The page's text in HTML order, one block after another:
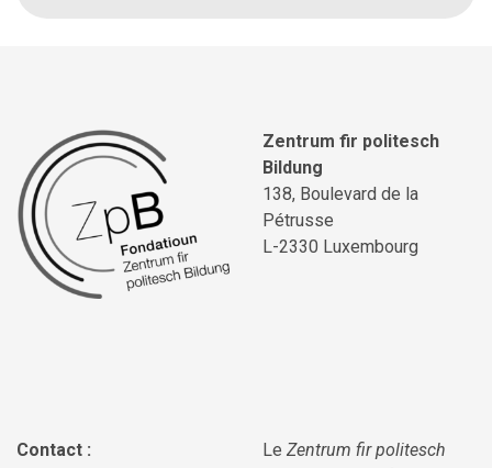
Zentrum fir politesch
Bildung
138, Boulevard de la
Pétrusse
L-2330 Luxembourg
Contact :
Le Zentrum fir politesch